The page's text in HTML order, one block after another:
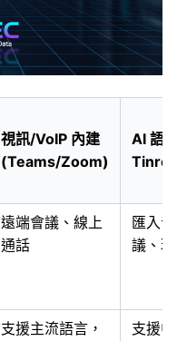
視訊/VoIP 內建
(Teams/Zoom)
AI 語
遠端會議、線上
通話
匯入
議、
支援主流語言，
支援